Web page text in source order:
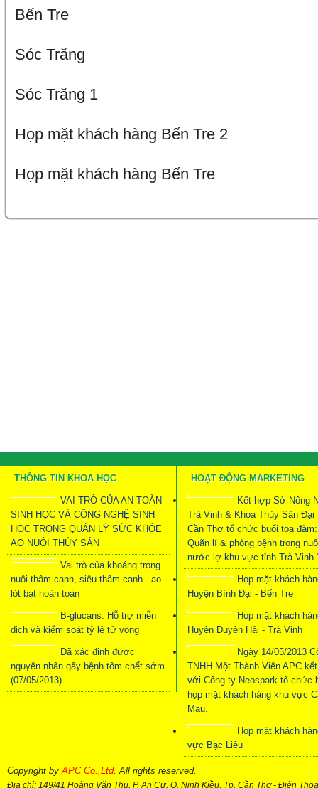
Bến Tre
Sóc Trăng
Sóc Trăng 1
Họp mặt khách hàng Bến Tre 2
Họp mặt khách hàng Bến Tre
THÔNG TIN KHOA HỌC
VAI TRÒ CỦA AN TOÀN
SINH HỌC VÀ CÔNG NGHỆ SINH
HỌC TRONG QUẢN LÝ SỨC KHỎE
AO NUÔI THỦY SẢN
Vai trò của khoáng trong
nuôi thâm canh, siêu thâm canh - ao
lót bạt hoàn toàn
B-glucans: Hỗ trợ miễn
dịch và kiểm soát tỷ lệ tử vong
Đã xác định được
nguyên nhân gây bệnh tôm chết sớm
(07/05/2013)
HOẠT ĐỘNG MARKETING
Kết hợp Sở Nông
Trà Vinh & Khoa Thủy Sản Đại
Cần Thơ tổ chức buổi tọa
Quãn lí & phòng bệnh trong
nước lợ khu vực tỉnh Trà Vinh
Họp mặt khách
Huyện Bình Đại - Bến Tre
Họp mặt khách
Huyện Duyên Hải - Trà Vinh
Ngày 14/05/2013
TNHH Một Thành Viên APC
với Công ty Neospark tổ chức
họp mặt khách hàng khu vực
Mau.
Họp mặt khách
vực Bạc Liêu
Copyright byAPC Co.,Ltd. All rights reserved.
Địa chỉ: 149/41 Hoàng Văn Thụ, P. An Cư, Q. Ninh Kiều, Tp. Cần Thơ-Điện